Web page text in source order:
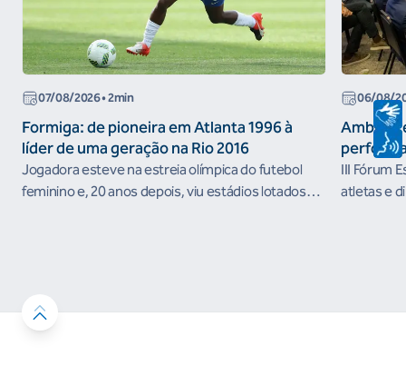
07/08/2026• 2min
Formiga: de pioneira em Atlanta 1996 à
líder de uma geração na Rio 2016
Jogadora esteve na estreia olímpica do futebol
feminino e, 20 anos depois, viu estádios lotados
06/08/
III Fórum
atletas e